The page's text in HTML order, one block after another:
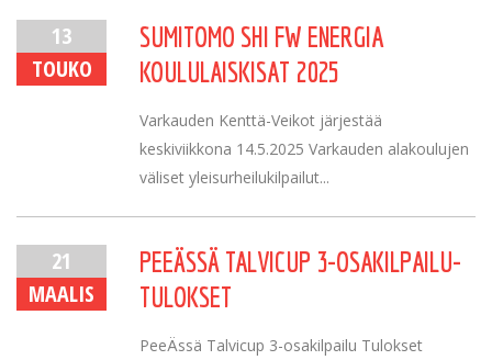
13
TOUKO
SUMITOMO SHI FW ENERGIA
KOULULAISKISAT 2025
Varkauden Kenttä-Veikot järjestää
keskiviikkona 14.5.2025 Varkauden alakoulujen
väliset yleisurheilukilpailut...
21
MAALIS
PEEÄSSÄ TALVICUP 3-OSAKILPAILU-
TULOKSET
PeeÄssä Talvicup 3-osakilpailu Tulokset